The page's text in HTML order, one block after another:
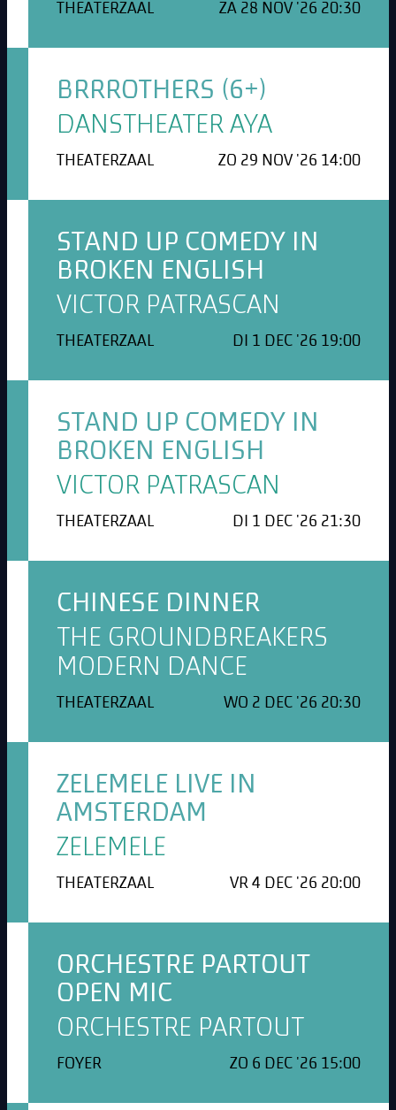
THEATERZAAL ZA 28 NOV '26 20:30
BRRROTHERS (6+)
DANSTHEATER AYA
THEATERZAAL ZO 29 NOV '26 14:00
STAND UP COMEDY IN
BROKEN ENGLISH
VICTOR PATRASCAN
THEATERZAAL DI 1 DEC '26 19:00
STAND UP COMEDY IN
BROKEN ENGLISH
VICTOR PATRASCAN
THEATERZAAL DI 1 DEC '26 21:30
CHINESE DINNER
THE GROUNDBREAKERS
MODERN DANCE
THEATERZAAL WO 2 DEC '26 20:30
ZELEMELE LIVE IN
AMSTERDAM
ZELEMELE
THEATERZAAL VR 4 DEC '26 20:00
ORCHESTRE PARTOUT
OPEN MIC
ORCHESTRE PARTOUT
FOYER ZO 6 DEC '26 15:00